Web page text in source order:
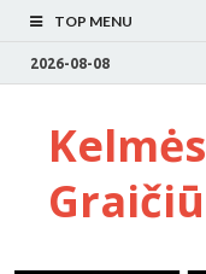
TOP MENU
2026-08-08